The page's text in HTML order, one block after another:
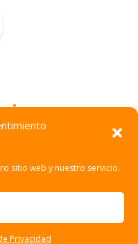
sitio web y nuestro servicio.
Privacidad
Derechos Reservados.